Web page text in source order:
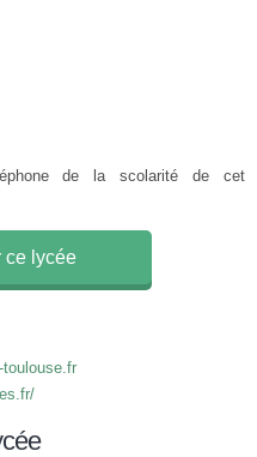
de la scolarité de cet
ce lycée
toulouse.fr